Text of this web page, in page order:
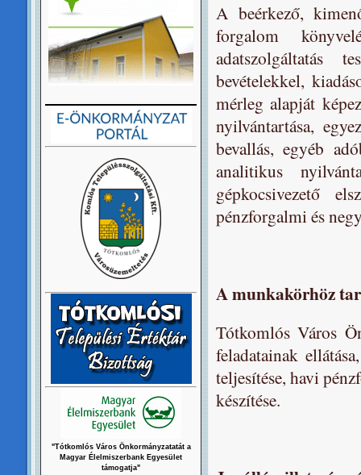
A beérkező,
forgalom
adatszolgáltatás
bevételekkel,
mérleg alapját
nyilvántartása,
bevallás, egyéb
analitikus
gépkocsivezető
pénzforgalmi és
A munkakörhöz
Tótkomlós Város
feladatainak
teljesítése, havi
készítése.
"Tótkomlós Város Önkormányzatatát a
Magyar Élelmiszerbank Egyesület
támogatja"